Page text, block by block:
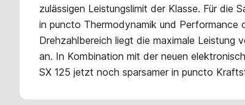
zulässigen Leistungslimit der Klasse. Für die
in puncto Thermodynamik und Performance
Drehzahlbereich liegt die maximale Leistung
an. In Kombination mit der neuen
SX 125 jetzt noch sparsamer in puncto